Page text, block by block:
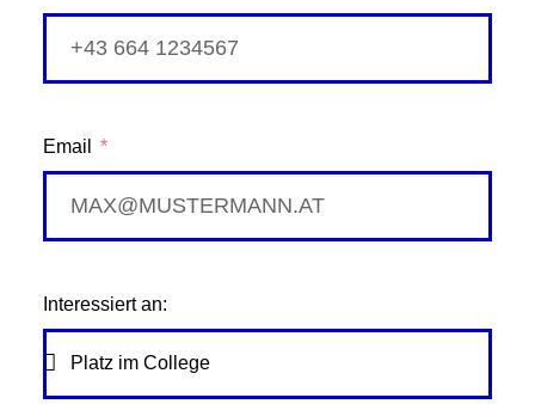
Email
Interessiert an: